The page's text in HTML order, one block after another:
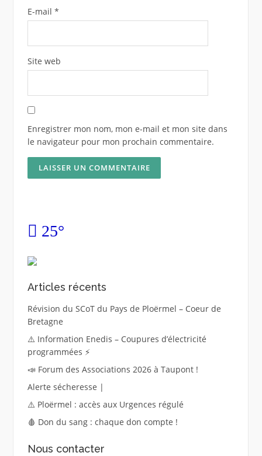
E-mail *
Site web
Enregistrer mon nom, mon e-mail et mon site dans
le navigateur pour mon prochain commentaire.
25°
Articles récents
Révision du SCoT du Pays de Ploërmel – Coeur de
Bretagne
⚠️ Information Enedis – Coupures d’électricité
programmées ⚡
📣 Forum des Associations 2026 à Taupont !
Alerte sécheresse |
⚠️ Ploërmel : accès aux Urgences régulé
🩸 Don du sang : chaque don compte !
Nous contacter